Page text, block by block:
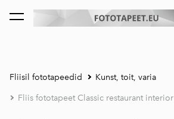
lisati ostukorvi. Vaata ostukorvi
Fliisil fototapeedid Kunst, toit, varia
Fliis fototapeet Classic restaurant interior